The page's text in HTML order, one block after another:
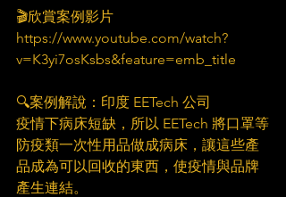
🎬欣賞案例影片​
https://www.youtube.com/watch?
v=K3yi7osKsbs&feature=emb_title​
🔍案例解說：印度 EETech 公司​
疫情下病床短缺，所以 EETech 將口罩等
防疫類一次性用品做成病床，讓這些產
品成為可以回收的東西，使疫情與品牌
產生連結。​